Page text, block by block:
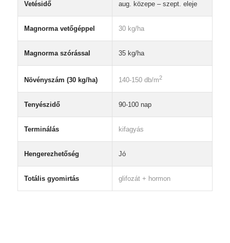
Vetésidő aug. közepe – szept. eleje
Magnorma vetőgéppel 30 kg/ha
Magnorma szórással 35 kg/ha
Növényszám (30 kg/ha) 140-150 db/m2
Tenyészidő 90-100 nap
Terminálás kifagyás
Hengerezhetőség Jó
Totális gyomirtás glifozát + hormon